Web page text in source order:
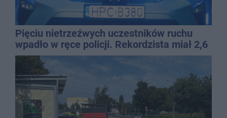
Pięciu nietrzeźwych uczestników ruchu
wpadło w ręce policji. Rekordzista miał 2,6
promila